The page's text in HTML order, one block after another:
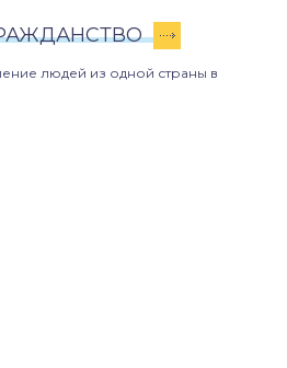
людей из одной страны в